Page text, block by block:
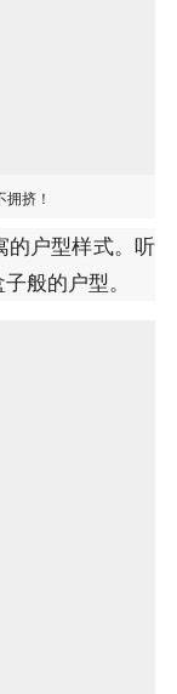
挤！
的户型样式。听
般的户型。